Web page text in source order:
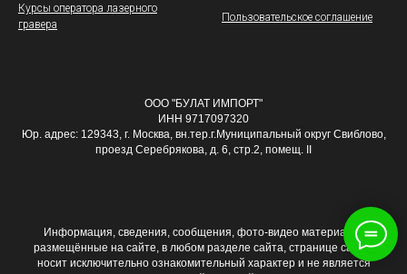
Курсы оператора лазерного
гравера
Пользовательское соглашение
ООО "БУЛАТ ИМПОРТ"
ИНН 9717097320
Юр. адрес: 129343, г. Москва, вн.тер.г.Муниципальный округ Свиблово,
проезд Серебрякова, д. 6, стр.2, помещ. II
Информация, сведения, сообщения, фото-видео материалы,
размещённые на сайте, в любом разделе сайта, странице сайта,
носит исключительно ознакомительный характер и не является